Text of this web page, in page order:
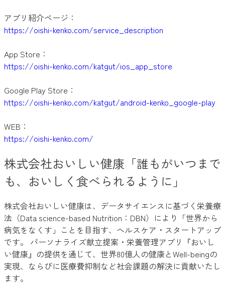
アプリ紹介ページ：
https://oishi-kenko.com/service_description
App Store：
https://oishi-kenko.com/katgut/ios_app_store
Google Play Store：
https://oishi-kenko.com/katgut/android-kenko_google-play
WEB：
https://oishi-kenko.com/
株式会社おいしい健康「誰もがいつまで
も、おいしく食べられるように」
株式会社おいしい健康は、データサイエンスに基づく栄養療
法（Data science-based Nutrition：DBN）により「世界から
病気をなくす」ことを目指す、ヘルスケア・スタートアップ
です。 パーソナライズ献立提案・栄養管理アプリ『おいし
い健康』の提供を通じて、世界80億人の健康とWell-beingの
実現、ならびに医療費抑制など社会課題の解決に貢献いたし
ます。